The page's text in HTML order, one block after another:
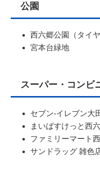
公園
西六郷公園（タイヤ
宮本台緑地
スーパー・コンビ
セブン-イレブン大
まいばすけっと西
ファミリーマート
サンドラッグ 雑色